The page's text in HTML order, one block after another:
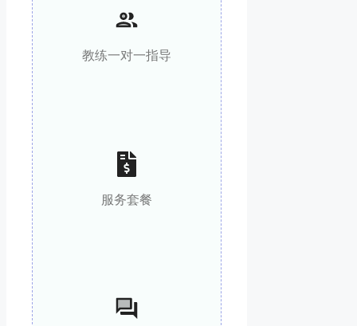
教练一对一指导
服务套餐